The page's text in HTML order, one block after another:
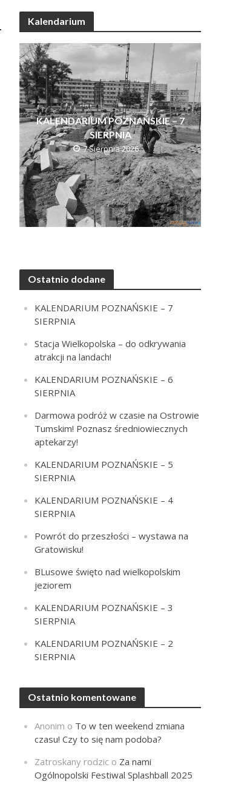
Kalendarium
KALENDARIUM POZNAŃSKIE – 7
SIERPNIA
7 Sierpnia 2026
Ostatnio dodane
KALENDARIUM POZNAŃSKIE – 7
SIERPNIA
Stacja Wielkopolska – do odkrywania
atrakcji na landach!
KALENDARIUM POZNAŃSKIE – 6
SIERPNIA
Darmowa podróż w czasie na Ostrowie
Tumskim! Poznasz średniowiecznych
aptekarzy!
KALENDARIUM POZNAŃSKIE – 5
SIERPNIA
KALENDARIUM POZNAŃSKIE – 4
SIERPNIA
Powrót do przeszłości – wystawa na
Gratowisku!
BLusowe święto nad wielkopolskim
jeziorem
KALENDARIUM POZNAŃSKIE – 3
SIERPNIA
KALENDARIUM POZNAŃSKIE – 2
SIERPNIA
Ostatnio komentowane
Anonim o To w ten weekend zmiana
czasu! Czy to się nam podoba?
Zatroskany rodzic o Za nami
Ogólnopolski Festiwal Splashball 2025